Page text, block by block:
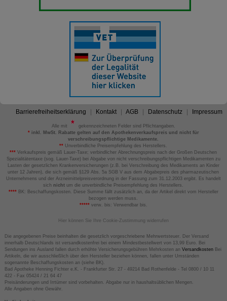
Barrierefreiheitserklärung Kontakt AGB Datenschutz Impressum
Alle mit
gekennzeichneten Felder sind Pflichtangaben.
*inkl. MwSt. Rabatte gelten auf den Apothekenverkaufspreis und nicht für
verschreibungspflichtige Medikamente.
** Unverbindliche Preisempfehlung des Herstellers.
*** Verkaufspreis gemäß Lauer-Taxe; verbindlicher Abrechnungspreis nach der Großen Deutschen
Spezialitätentaxe (sog. Lauer-Taxe) bei Abgabe von nicht verschreibungspflichtigen Medikamenten zu
Lasten der gesetzlichen Krankenversicherungen (z.B. bei Verschreibung des Medikaments an Kinder
unter 12 Jahren), die sich gemäß §129 Abs. 5a SGB V aus dem Abgabepreis des pharmazeutischen
Unternehmens und der Arzneimittelpreisverordnung in der Fassung zum 31.12.2003 ergibt. Es handelt
sich nicht um die unverbindliche Preisempfehlung des Herstellers.
****BK: Beschaffungskosten. Diese Summe fällt zusätzlich an, da der Artikel direkt vom Hersteller
bezogen werden muss.
*****verw. bis: Verwendbar bis.
Hier können Sie Ihre Cookie-Zustimmung widerrufen
Die angegebenen Preise beinhalten die gesetzlich vorgeschriebene Mehrwertsteuer. Der Versand
innerhalb Deutschlands ist versandkostenfrei bei einem Mindestbestellwert von 13,99 Euro. Bei
Sendungen ins Ausland fallen durch erhöhte Versicherungsgebühren Mehrkosten an VersandkostenBei
Artikeln, die wir ausschließlich über den Hersteller beziehen können, fallen unter Umständen
sogenannte Beschaffungskosten an (siehe BK).
Bad Apotheke Henning Fichter e.K. - Frankfurter Str. 27 - 49214 Bad Rothenfelde - Tel 0800 / 10 11
422 - Fax 05424 / 21 64 47
Preisänderungen und Irrtümer sind vorbehalten. Abgabe nur in haushaltsüblichen Mengen.
Alle Angaben ohne Gewähr.